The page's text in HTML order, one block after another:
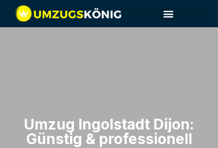
Umzug Ingolstadt​ Dijon:
Günstig & professionell​